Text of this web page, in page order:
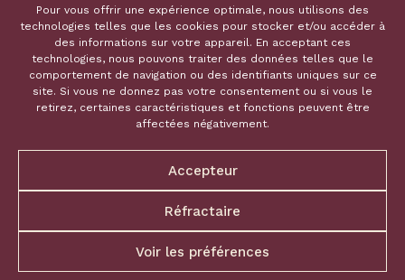
Pour vous offrir une expérience optimale, nous utilisons des
technologies telles que les cookies pour stocker et/ou accéder à
des informations sur votre appareil. En acceptant ces
technologies, nous pouvons traiter des données telles que le
comportement de navigation ou des identifiants uniques sur ce
site. Si vous ne donnez pas votre consentement ou si vous le
retirez, certaines caractéristiques et fonctions peuvent être
affectées négativement.
Accepteur
Réfractaire
Voir les préférences
Service Hoka
Notre équipe
Nos tarifs
Souvenirs
Politique de confidentialité